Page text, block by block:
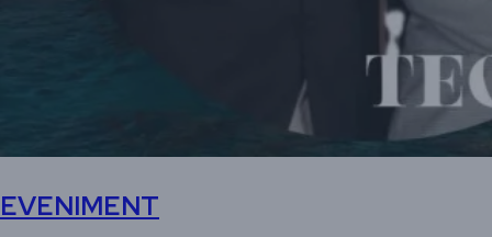
EVENIMENT